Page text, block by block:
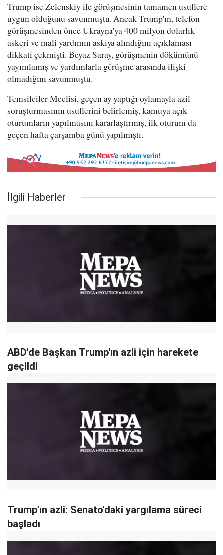
Trump ise Zelenskiy ile görüşmesinin tamamen usullere
uygun olduğunu savunmuştu. Ancak Trump'ın, telefon
görüşmesinden önce Ukrayna'ya 400 milyon dolarlık
askeri ve mali yardımın askıya alındığını açıklaması
dikkati çekmişti. Beyaz Saray, görüşmenin dökümünü
yayımlamış ve yardımlarla görüşme arasında ilişki
olmadığını savunmuştu.
Temsilciler Meclisi, geçen ay yaptığı oylamayla azil
soruşturmasının usullerini belirlemiş, kamuya açık
oturumların yapılmasını kararlaştırmış, ilk oturum da
geçen hafta çarşamba günü yapılmıştı.
İlgili Haberler
ABD'de Başkan Trump'ın azli için harekete
geçildi
Trump'ın azli: Senato'daki yargılama süreci
başladı